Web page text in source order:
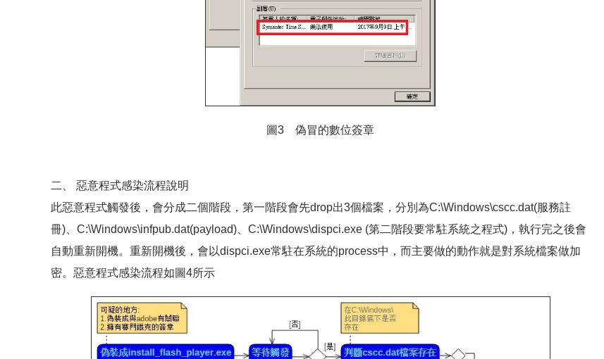
圖3 偽冒的數位簽章
二、 惡意程式感染流程說明
此惡意程式觸發後，會分成二個階段，第一階段會先drop出3個檔案，分別為C:\Windows\cscc.dat(服務註
冊)、C:\Windows\infpub.dat(payload)、C:\Windows\dispci.exe (第二階段要常駐系統之程式)，執行完之後會
自動重新開機。重新開機後，會以dispci.exe常駐在系統的process中，而主要做的動作就是對系統檔案做加
密。惡意程式感染流程如圖4所示